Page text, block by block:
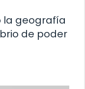
la geografía
de poder